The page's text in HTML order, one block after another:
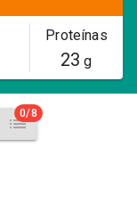
Proteínas
23 g
0/8